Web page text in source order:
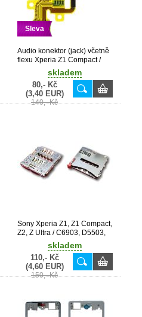
Sleva
Audio konektor (jack) včetně
flexu Xperia Z1 Compact /
D5503 - 1273-3322
skladem
80,- Kč
(3,40 EUR)
140,- Kč
Sony Xperia Z1, Z1 Compact,
Z2, Z Ultra / C6903, D5503,
D6503, C6833 originální SIM
čtečka (Bulk) - 1271-9742
skladem
110,- Kč
(4,60 EUR)
150,- Kč